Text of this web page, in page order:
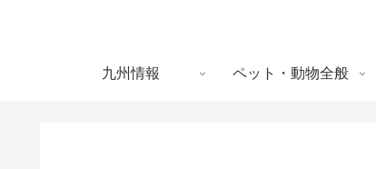
九州情報 ペット・動物全般